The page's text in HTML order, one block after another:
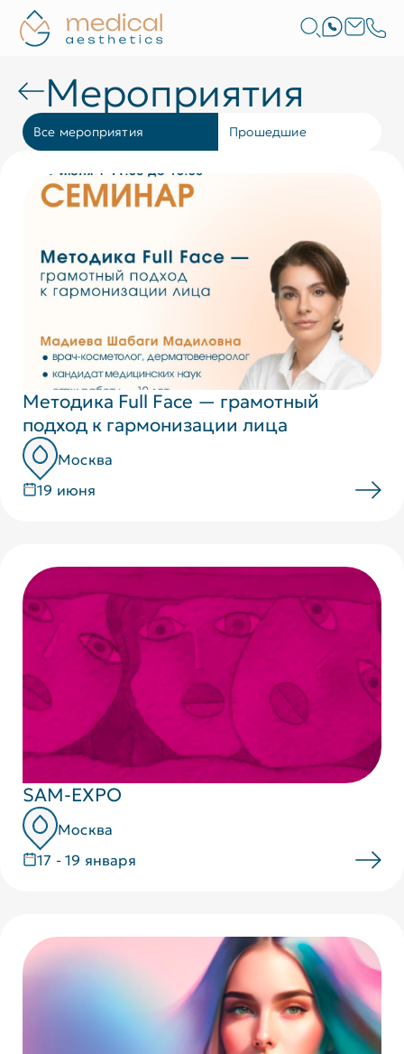
Мероприятия
Все мероприятия Прошедшие
Методика Full Face — грамотный
подход к гармонизации лица
Москва
19 июня
SAM-EXPO
Москва
17 - 19 января